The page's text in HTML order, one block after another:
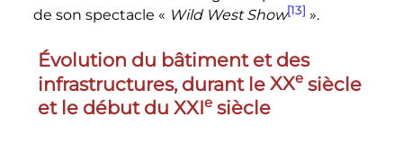
de son spectacle « Wild West Show[13] ».
Évolution du bâtiment et des
infrastructures, durant le XXe siècle
et le début du XXIe siècle